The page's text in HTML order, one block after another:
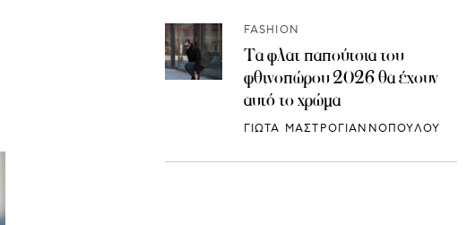
FASHION
Τα φλατ παπούτσια του
φθινοπώρου 2026 θα έχουν
αυτό το χρώμα
ΓΙΩΤΑ ΜΑΣΤΡΟΓΙΑΝΝΟΠΟΥΛΟΥ